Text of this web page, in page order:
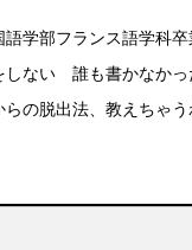
学部フランス語学科
ない 誰も書かなかっ
らの脱出法、教えちゃ